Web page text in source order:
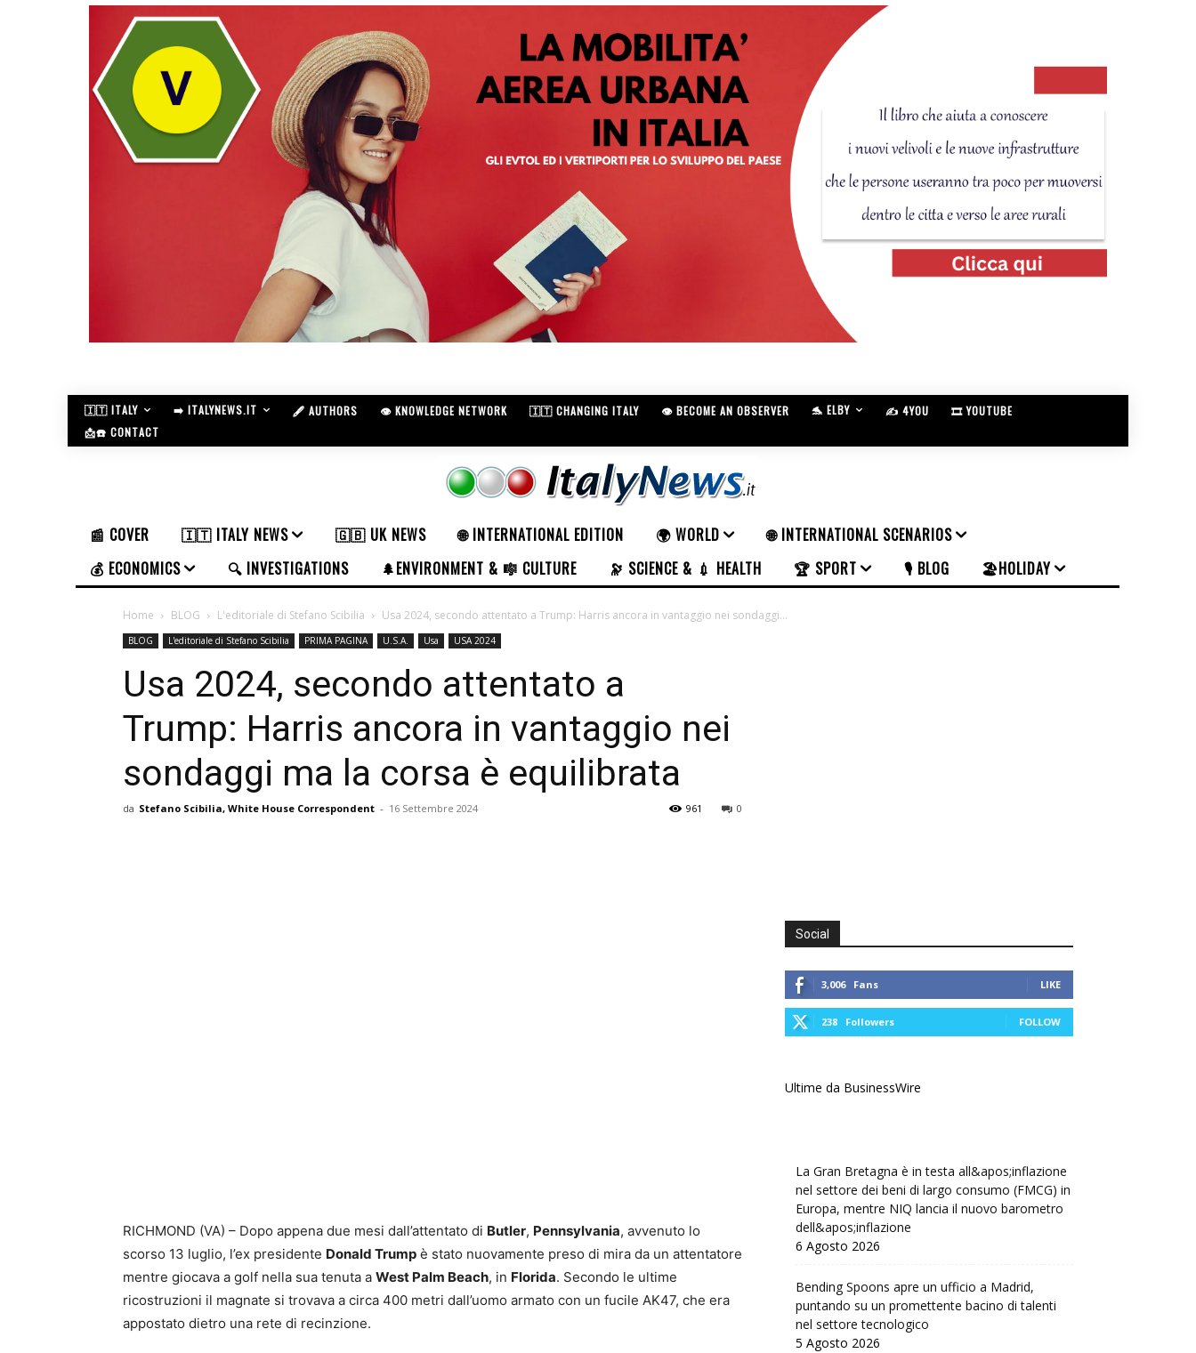
🇮🇹 ITALY ➡️ ITALYNEWS.IT 🖋️ AUTHORS 👁️ KNOWLEDGE NETWORK 🇮🇹 CHANGING ITALY 👁️ BECOME AN OBSERVER 🐬 ELBY ✍️ 4YOU
🎞️ YOUTUBE
📩☎️ CONTACT
📰 COVER 🇮🇹 ITALY NEWS 🇬🇧 UK NEWS 🌐 INTERNATIONAL EDITION 🌍 WORLD
🌐 INTERNATIONAL SCENARIOS
💰 ECONOMICS
🔍 INVESTIGATIONS 🌲ENVIRONMENT & 🎼 CULTURE 🔭 SCIENCE & 💉 HEALTH 🏆 SPORT 🎙️ BLOG 🏖️HOLIDAY
Home BLOG L'editoriale di Stefano Scibilia Usa 2024, secondo attentato a Trump: Harris ancora in vantaggio nei sondaggi...
BLOG L'editoriale di Stefano Scibilia PRIMA PAGINA U.S.A. Usa USA 2024
Usa 2024, secondo attentato a
Trump: Harris ancora in vantaggio nei
sondaggi ma la corsa è equilibrata
da Stefano Scibilia, White House Correspondent - 16 Settembre 2024 0
961
RICHMOND (VA) – Dopo appena due mesi dall’attentato di Butler, Pennsylvania, avvenuto lo
scorso 13 luglio, l’ex presidente Donald Trump è stato nuovamente preso di mira da un attentatore
mentre giocava a golf nella sua tenuta a West Palm Beach, in Florida. Secondo le ultime
ricostruzioni il magnate si trovava a circa 400 metri dall’uomo armato con un fucile AK47, che era
appostato dietro una rete di recinzione.
Social
3,006 Fans LIKE
238 Followers FOLLOW
Ultime da BusinessWire
La Gran Bretagna è in testa all&apos;inflazione
nel settore dei beni di largo consumo (FMCG) in
Europa, mentre NIQ lancia il nuovo barometro
dell&apos;inflazione
6 Agosto 2026
Bending Spoons apre un ufficio a Madrid,
puntando su un promettente bacino di talenti
nel settore tecnologico
5 Agosto 2026